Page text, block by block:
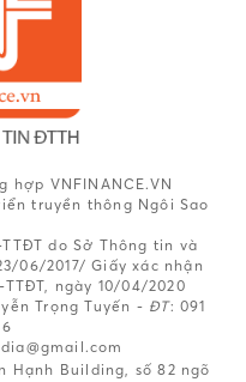
VNFINANCE.VN
truyền thông Ngôi Sao
do Sở Thông tin và
06/2017/ Giấy xác nhận
ngày 10/04/2020
Trọng Tuyến - ĐT: 091
Hạnh Building, số 82 ngõ